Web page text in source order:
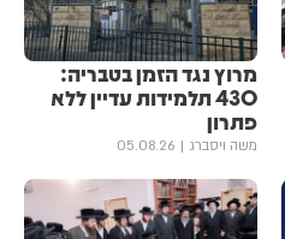
מרוץ נגד הזמן בטבריה:
430 תלמידות עדיין ללא
פתרון
משה ויסברג 05.08.26